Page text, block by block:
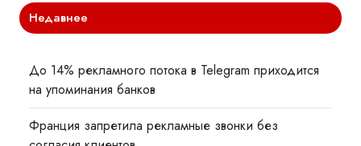
Недавнее
До 14% рекламного потока в Telegram приходится
на упоминания банков
Франция запретила рекламные звонки без